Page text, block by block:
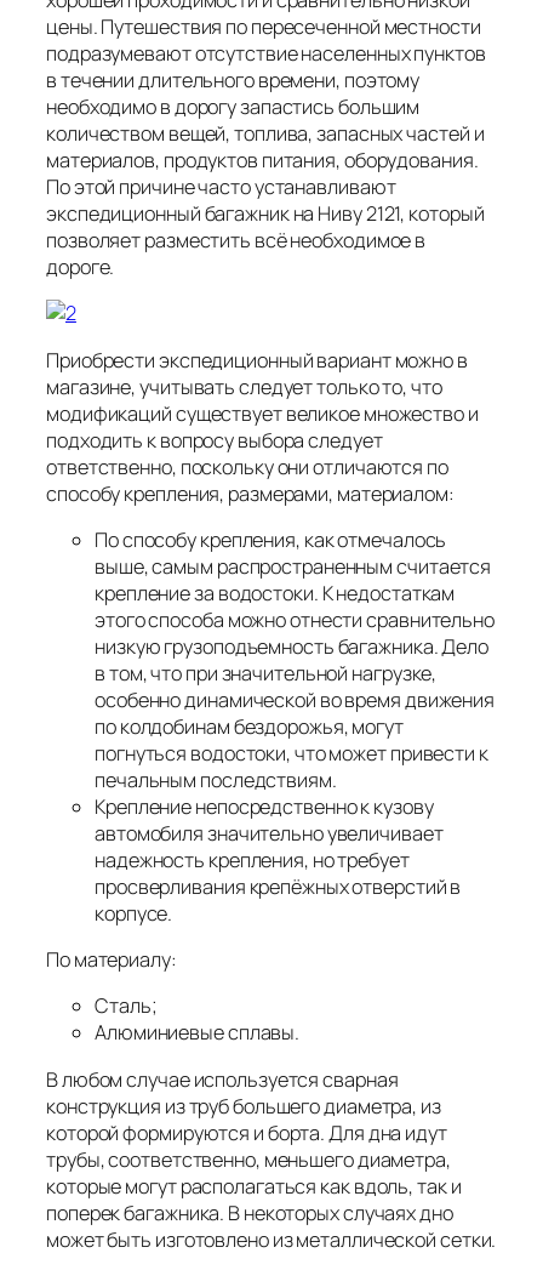
цены. Путешествия по пересеченной местности
подразумевают отсутствие населенных пунктов
в течении длительного времени, поэтому
необходимо в дорогу запастись большим
количеством вещей, топлива, запасных частей и
материалов, продуктов питания, оборудования.
По этой причине часто устанавливают
экспедиционный багажник на Ниву 2121, который
позволяет разместить всё необходимое в
дороге.
Приобрести экспедиционный вариант можно в
магазине, учитывать следует только то, что
модификаций существует великое множество и
подходить к вопросу выбора следует
ответственно, поскольку они отличаются по
способу крепления, размерами, материалом:
По способу крепления, как отмечалось
выше, самым распространенным считается
крепление за водостоки. К недостаткам
этого способа можно отнести сравнительно
низкую грузоподъемность багажника. Дело
в том, что при значительной нагрузке,
особенно динамической во время движения
по колдобинам бездорожья, могут
погнуться водостоки, что может привести к
печальным последствиям.
Крепление непосредственно к кузову
автомобиля значительно увеличивает
надежность крепления, но требует
просверливания крепёжных отверстий в
корпусе.
По материалу:
Сталь;
Алюминиевые сплавы.
В любом случае используется сварная
конструкция из труб большего диаметра, из
которой формируются и борта. Для дна идут
трубы, соответственно, меньшего диаметра,
которые могут располагаться как вдоль, так и
поперек багажника. В некоторых случаях дно
может быть изготовлено из металлической сетки.